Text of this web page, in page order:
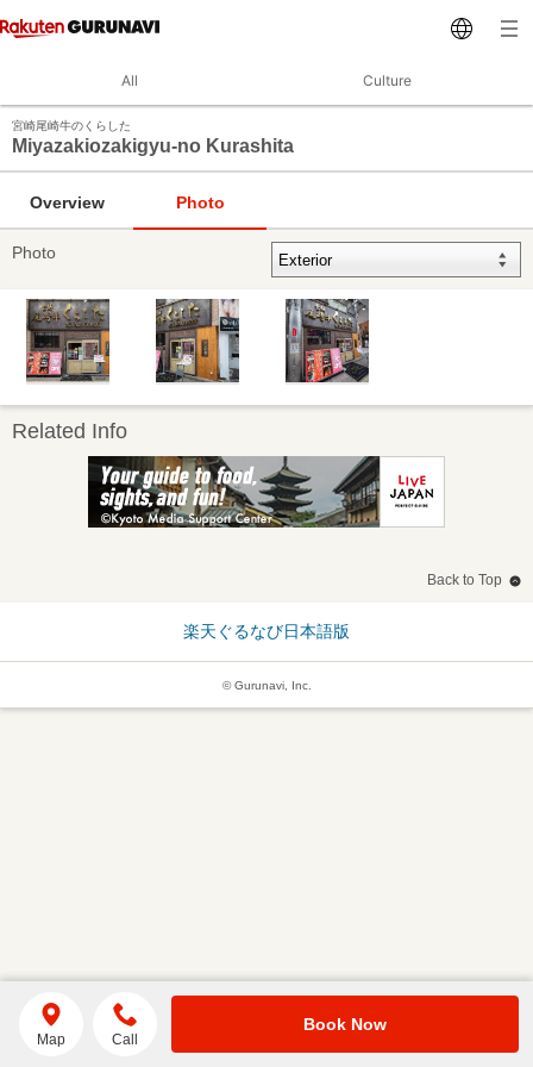
All Culture
宮崎尾崎牛のくらした
Miyazakiozakigyu-no Kurashita
Overview Photo
Photo
Related Info
Back to Top
楽天ぐるなび日本語版
© Gurunavi, Inc.
Map Call
Book Now